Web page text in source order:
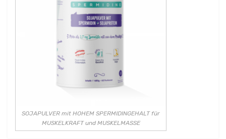
SOJAPULVER mit HOHEM SPERMIDINGEHALT für
MUSKELKRAFT und MUSKELMASSE